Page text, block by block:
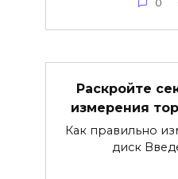
0
Раскройте
измерения
Как правильно
диск